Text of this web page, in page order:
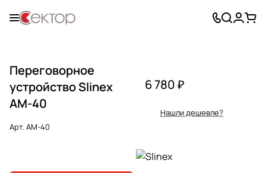
Переговорное
устройство Slinex
AM-40
Арт.AM-40
6 780 ₽
Нашли дешевле?